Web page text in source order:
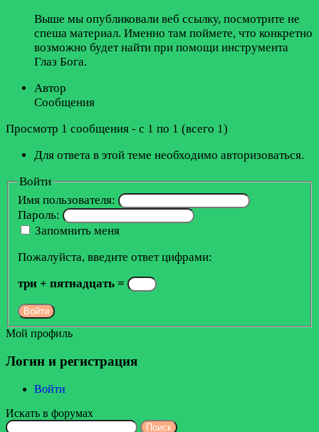
Выше мы опубликовали веб ссылку, посмотрите не
спеша материал. Именно там поймете, что конкретно
возможно будет найти при помощи инструмента
Глаз Бога.
Автор
Сообщения
Просмотр 1 сообщения - с 1 по 1 (всего 1)
Для ответа в этой теме необходимо авторизоваться.
Войти
Имя пользователя:
Пароль:
Запомнить меня
Пожалуйста, введите ответ цифрами:
три + пятнадцать =
Войти
Мой профиль
Логин и регистрация
Войти
Искать в форумах
Поиск: